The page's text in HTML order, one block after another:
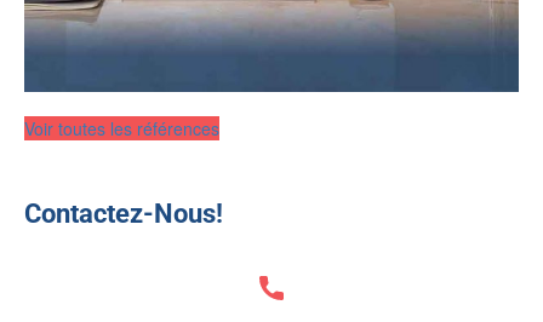
Voir toutes les références
Contactez-Nous!